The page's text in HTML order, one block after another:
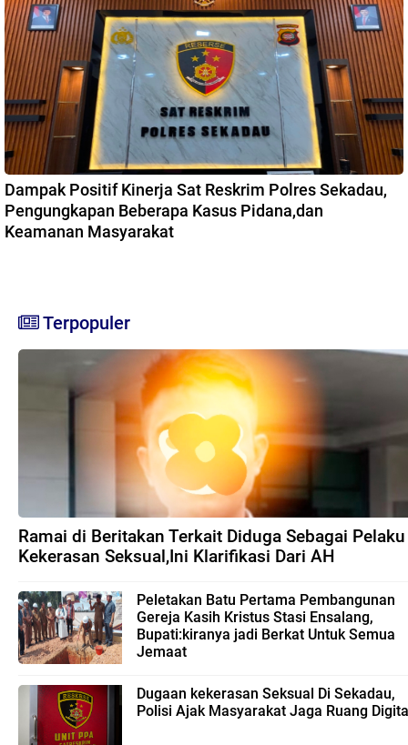
Dampak Positif Kinerja Sat Reskrim Polres Sekadau,
Pengungkapan Beberapa Kasus Pidana,dan
Keamanan Masyarakat
Terpopuler
Ramai di Beritakan Terkait Diduga Sebagai Pelaku
Kekerasan Seksual,Ini Klarifikasi Dari AH
Peletakan Batu Pertama Pembangunan
Gereja Kasih Kristus Stasi Ensalang,
Bupati:kiranya jadi Berkat Untuk Semua
Jemaat
Dugaan kekerasan Seksual Di Sekadau,
Polisi Ajak Masyarakat Jaga Ruang